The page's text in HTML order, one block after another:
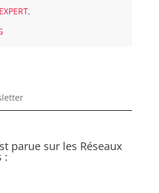
EXPERT,
parue sur les Réseaux
: